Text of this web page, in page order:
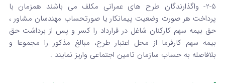
2-5- واگذارندگان طرح های عمرانی مکلف می باشند همزمان با
پرداخت هر صورت وضعیت پیمانکار یا صورتحساب مهندسان مشاور ،
حق بیمه سهم کارکنان شاغل در قرارداد را کسر و پس از برداشت حق
بیمه سهم کارفرما از محل اعتبار طرح، مبالغ مذکور را مجموعا و
بلافاصله به حساب سازمان تامین اجتماعی واریز نمایند .